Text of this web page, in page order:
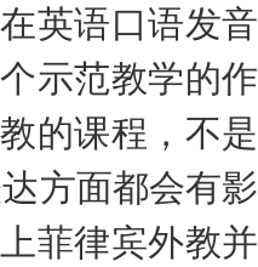
英语口语发音
示范教学的作
的课程，不是
方面都会有影
菲律宾外教并